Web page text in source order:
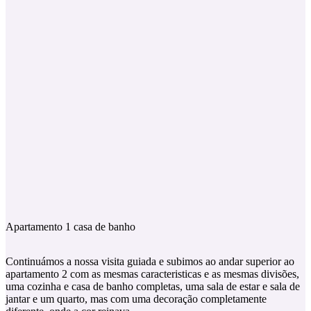
Apartamento 1 casa de banho
Continuámos a nossa visita guiada e subimos ao andar superior ao
apartamento 2 com as mesmas caracteristicas e as mesmas divisões,
uma cozinha e casa de banho completas, uma sala de estar e sala de
jantar e um quarto, mas com uma decoração completamente